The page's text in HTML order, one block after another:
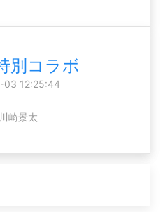
別コラボ
03 12:25:44
川崎景太